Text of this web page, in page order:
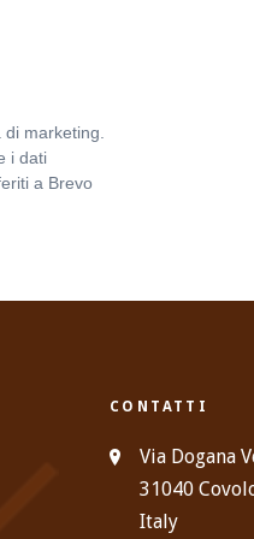
marketing.
i dati
a Brevo
CONTATTI
Via Dogana
31040
Italy